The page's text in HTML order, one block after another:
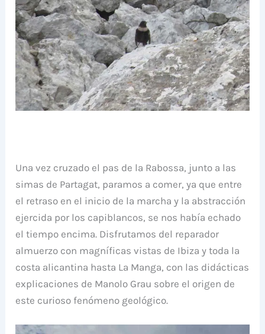
Una vez cruzado el pas de la Rabossa, junto a las
simas de Partagat, paramos a comer, ya que entre
el retraso en el inicio de la marcha y la abstracción
ejercida por los capiblancos, se nos había echado
el tiempo encima. Disfrutamos del reparador
almuerzo con magníficas vistas de Ibiza y toda la
costa alicantina hasta La Manga, con las didácticas
explicaciones de Manolo Grau sobre el origen de
este curioso fenómeno geológico.